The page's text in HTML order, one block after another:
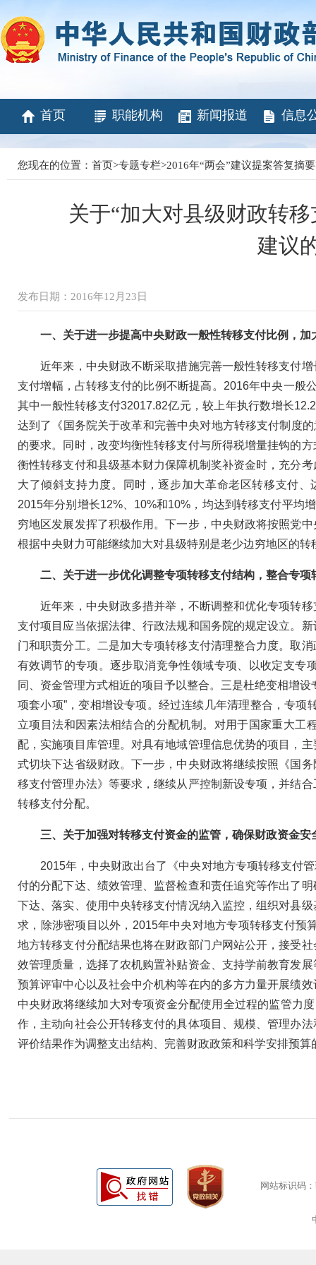
首页 职能机构 新闻报道 信息
您现在的位置： 首页>专题专栏>2016年“两会”建议提案答复摘要
关于“加大对县级财政转
建议
发布日期：2016年12月23日
一、关于进一步提高中央财政一般性转移支付比例，
近年来，中央财政不断采取措施完善一般性转移支付增
支付增幅，占转移支付的比例不断提高。2016年中央一般
其中一般性转移支付32017.82亿元，较上年执行数增长
达到了《国务院关于改革和完善中央对地方转移支付制度
的要求。同时，改变均衡性转移支付与所得税增量挂钩的
衡性转移支付和县级基本财力保障机制奖补资金时，充分
大了倾斜支持力度。同时，逐步加大革命老区转移支付
2015年分别增长12%、10%和10%，均达到转移支付平均
穷地区发展发挥了积极作用。下一步，中央财政将按照党
根据中央财力可能继续加大对县级特别是老少边穷地区的转
二、关于进一步优化调整专项转移支付结构，整合专项
近年来，中央财政多措并举，不断调整和优化专项转移
支付项目应当依据法律、行政法规和国务院的规定设立。
门和职责分工。二是加大专项转移支付清理整合力度。取
有效调节的专项。逐步取消竞争性领域专项、以收定支专
同、资金管理方式相近的项目予以整合。三是杜绝变相增
项套小项”，变相增设专项。经过连续几年清理整合，专
立项目法和因素法相结合的分配机制。对用于国家重大工
配，实施项目库管理。对具有地域管理信息优势的项目，
式切块下达省级财政。下一步，中央财政将继续按照《国
移支付管理办法》等要求，继续从严控制新设专项，并结
转移支付分配。
三、关于加强对转移支付资金的监管，确保财政资金安
2015年，中央财政出台了《中央对地方专项转移支付管
付的分配下达、绩效管理、监督检查和责任追究等作出了
下达、落实、使用中央转移支付情况纳入监控，组织对县
求，除涉密项目以外，2015年中央对地方专项转移支付预
地方转移支付分配结果也将在财政部门户网站公开，接受
效管理质量，选择了农机购置补贴资金、支持学前教育发
预算评审中心以及社会中介机构等在内的多方力量开展绩
中央财政将继续加大对专项资金分配使用全过程的监管力
作，主动向社会公开转移支付的具体项目、规模、管理办
评价结果作为调整支出结构、完善财政政策和科学安排预算
网站标识码